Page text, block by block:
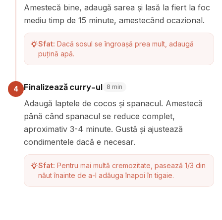
Amestecă bine, adaugă sarea și lasă la fiert la foc
mediu timp de 15 minute, amestecând ocazional.
Sfat: Dacă sosul se îngroașă prea mult, adaugă
puțină apă.
4 Finalizează curry-ul 8 min
Adaugă laptele de cocos și spanacul. Amestecă
până când spanacul se reduce complet,
aproximativ 3-4 minute. Gustă și ajustează
condimentele dacă e necesar.
Sfat: Pentru mai multă cremozitate, pasează 1/3 din
năut înainte de a-l adăuga înapoi în tigaie.